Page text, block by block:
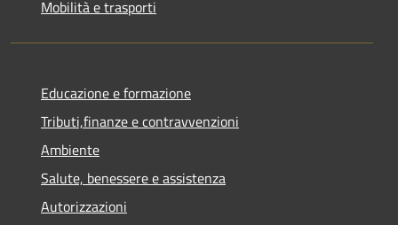
Mobilità e trasporti
Educazione e formazione
Tributi,finanze e contravvenzioni
Ambiente
Salute, benessere e assistenza
Autorizzazioni